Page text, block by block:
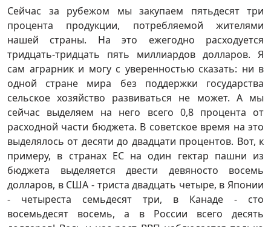
Сейчас за рубежом мы закупаем пятьдесят три
процента продукции, потребляемой жителями
нашей страны. На это ежегодно расходуется
тридцать-тридцать пять миллиардов долларов. Я
сам аграрник и могу с уверенностью сказать: ни в
одной стране мира без поддержки государства
сельское хозяйство развиваться не может. А мы
сейчас выделяем на него всего 0,8 процента от
расходной части бюджета. В советское время на это
выделялось от десяти до двадцати процентов. Вот, к
примеру, в странах ЕС на один гектар пашни из
бюджета выделяется двести девяносто восемь
долларов, в США - триста двадцать четыре, в Японии
- четыреста семьдесят три, в Канаде - сто
восемьдесят восемь, а в России всего десять